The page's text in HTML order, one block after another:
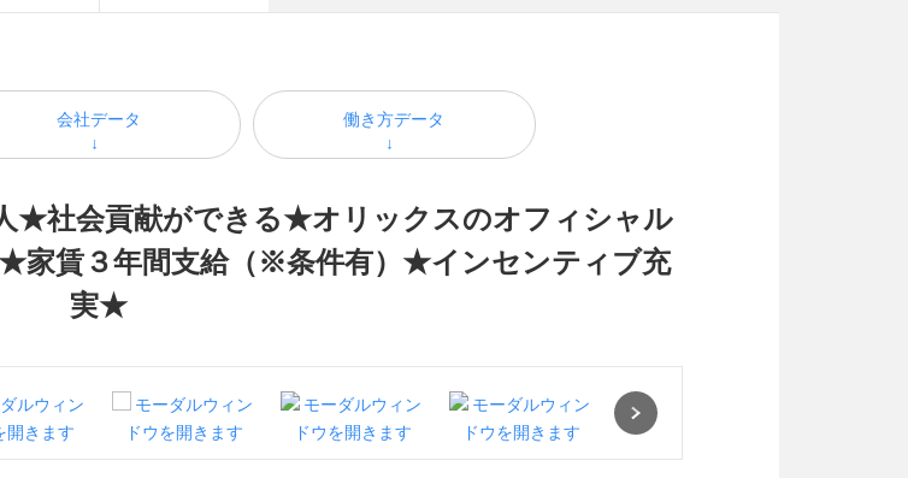
会社データ 働き方データ
★社会貢献ができる★オリックスのオフィシャル
家賃３年間支給（※条件有）★インセンティブ充
実★